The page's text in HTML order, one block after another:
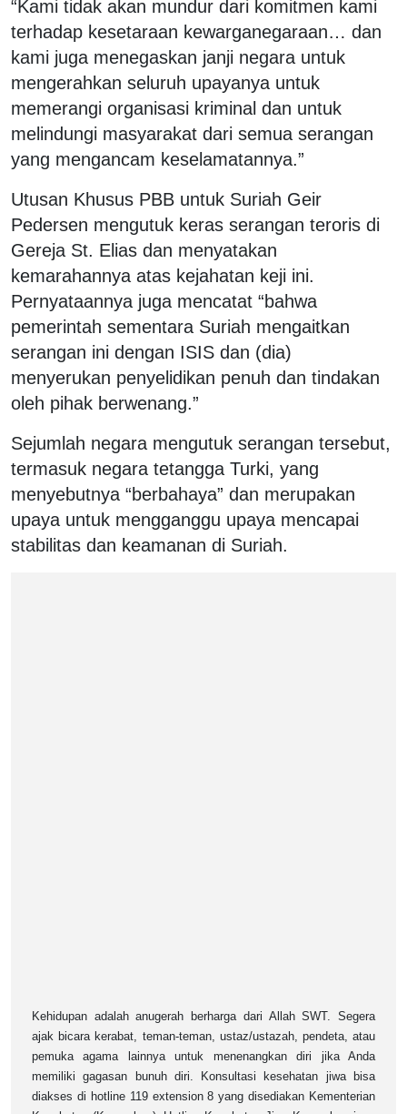
“Kami tidak akan mundur dari komitmen kami
terhadap kesetaraan kewarganegaraan… dan
kami juga menegaskan janji negara untuk
mengerahkan seluruh upayanya untuk
memerangi organisasi kriminal dan untuk
melindungi masyarakat dari semua serangan
yang mengancam keselamatannya.”
Utusan Khusus PBB untuk Suriah Geir
Pedersen mengutuk keras serangan teroris di
Gereja St. Elias dan menyatakan
kemarahannya atas kejahatan keji ini.
Pernyataannya juga mencatat “bahwa
pemerintah sementara Suriah mengaitkan
serangan ini dengan ISIS dan (dia)
menyerukan penyelidikan penuh dan tindakan
oleh pihak berwenang.”
Sejumlah negara mengutuk serangan tersebut,
termasuk negara tetangga Turki, yang
menyebutnya “berbahaya” dan merupakan
upaya untuk mengganggu upaya mencapai
stabilitas dan keamanan di Suriah.
Kehidupan adalah anugerah berharga dari Allah SWT. Segera
ajak bicara kerabat, teman-teman, ustaz/ustazah, pendeta, atau
pemuka agama lainnya untuk menenangkan diri jika Anda
memiliki gagasan bunuh diri. Konsultasi kesehatan jiwa bisa
diakses di hotline 119 extension 8 yang disediakan Kementerian